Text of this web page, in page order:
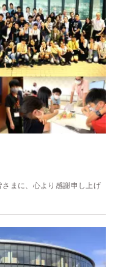
まに、心より感謝申し上げ